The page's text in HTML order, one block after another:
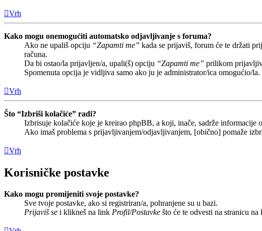
Vrh
Kako mogu onemogućiti automatsko odjavljivanje s foruma?
Ako ne upališ opciju “Zapamti me” kada se prijaviš, forum će te držati
računa.
Da bi ostao/la prijavljen/a, upali(š) opciju “Zapamti me” prilikom
Spomenuta opcija je vidljiva samo ako ju je administrator/ica omogućio/la.
Vrh
Što “Izbriši kolačiće” radi?
Izbrisuje kolačiće koje je kreirao phpBB, a koji, inače, sadrže
Ako imaš problema s prijavljivanjem/odjavljivanjem, [obično] pomaže
Vrh
Korisničke postavke
Kako mogu promijeniti svoje postavke?
Sve tvoje postavke, ako si registriran/a, pohranjene su u bazi.
Prijaviš se i klikneš na link Profil/Postavke što će te odvesti na stranicu